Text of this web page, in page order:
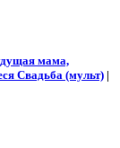
мама,
Свадьба (мульт) |